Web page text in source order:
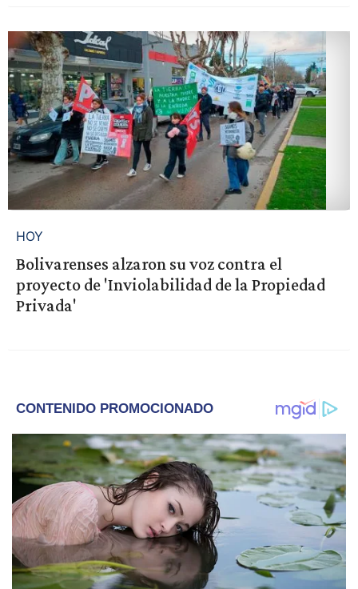
HOY
Bolivarenses alzaron su voz contra el
proyecto de 'Inviolabilidad de la Propiedad
Privada'